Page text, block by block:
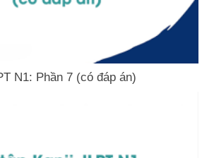
N1: Phần 7 (có đáp án)